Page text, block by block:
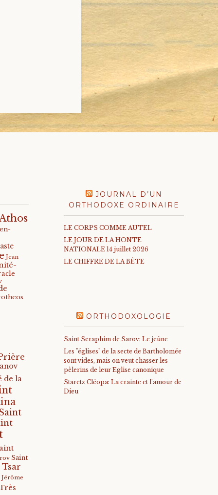
Jean
de la
Saint
Jérôme
JOURNAL D’UN
ORTHODOXE ORDINAIRE
LE CORPS COMME AUTEL
LE JOUR DE LA HONTE
NATIONALE 14 juillet 2026
LE CHIFFRE DE LA BÊTE
ORTHODOXOLOGIE
Saint Seraphim de Sarov: Le jeûne
Les "églises" de la secte de Bartholomée
sont vides, mais on veut chasser les
pèlerins de leur Eglise canonique
Staretz Cléopa: La crainte et l'amour de
Dieu